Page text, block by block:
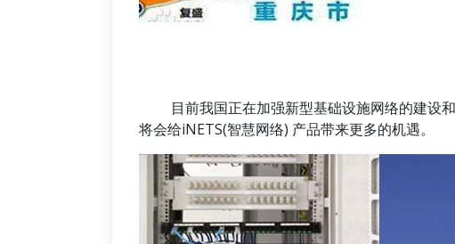
目前我国正在加强新型基础设施网络的建设和
将会给iNETS(智慧网络) 产品带来更多的机遇。